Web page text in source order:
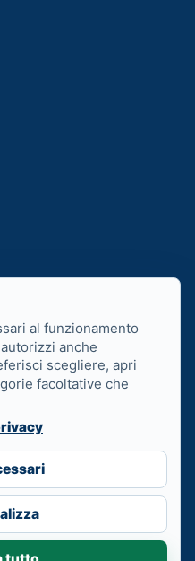
al funzionamento
autorizzi anche
scegliere, apri
facoltative che